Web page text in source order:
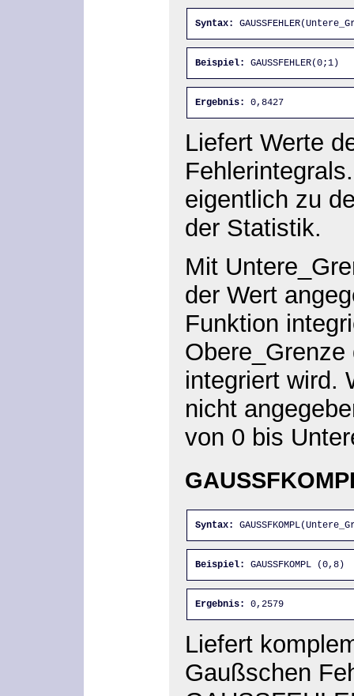
Syntax:
Beispiel: GAUSSFEHLER(0;1)
Ergebnis: 0,8427
Liefert Werte
eigentlich zu
der Statistik.
Mit
der Wert
Funktion
integriert wird.
nicht
von 0 bis
Syntax:
Beispiel: GAUSSFKOMPL (0,8)
Ergebnis: 0,2579
Liefert
Gaußschen